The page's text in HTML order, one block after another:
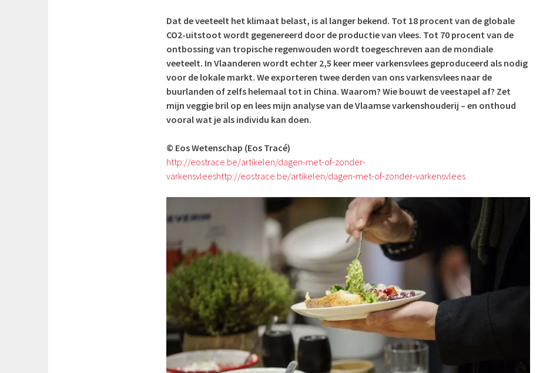
Dat de veeteelt het klimaat belast, is al langer bekend. Tot 18 procent van de globale
CO2-uitstoot wordt gegenereerd door de productie van vlees. Tot 70 procent van de
ontbossing van tropische regenwouden wordt toegeschreven aan de mondiale
veeteelt. In Vlaanderen wordt echter 2,5 keer meer varkensvlees geproduceerd als nodig
voor de lokale markt. We exporteren twee derden van ons varkensvlees naar de
buurlanden of zelfs helemaal tot in China. Waarom? Wie bouwt de veestapel af? Zet
mijn veggie bril op en lees mijn analyse van de Vlaamse varkenshouderij – en onthoud
vooral wat je als individu kan doen.
© Eos Wetenschap (Eos Tracé)
http://eostrace.be/artikelen/dagen-met-of-zonder-
varkensvleeshttp://eostrace.be/artikelen/dagen-met-of-zonder-varkensvlees